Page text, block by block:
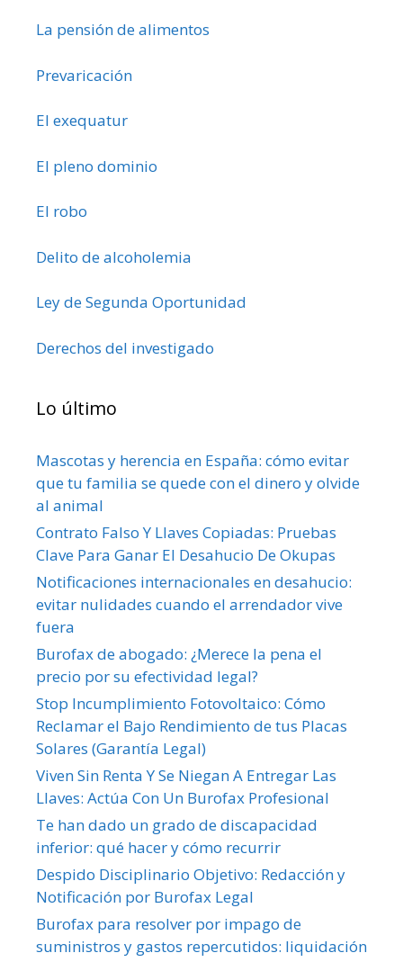
La pensión de alimentos
Prevaricación
El exequatur
El pleno dominio
El robo
Delito de alcoholemia
Ley de Segunda Oportunidad
Derechos del investigado
Lo último
Mascotas y herencia en España: cómo evitar
que tu familia se quede con el dinero y olvide
al animal
Contrato Falso Y Llaves Copiadas: Pruebas
Clave Para Ganar El Desahucio De Okupas
Notificaciones internacionales en desahucio:
evitar nulidades cuando el arrendador vive
fuera
Burofax de abogado: ¿Merece la pena el
precio por su efectividad legal?
Stop Incumplimiento Fotovoltaico: Cómo
Reclamar el Bajo Rendimiento de tus Placas
Solares (Garantía Legal)
Viven Sin Renta Y Se Niegan A Entregar Las
Llaves: Actúa Con Un Burofax Profesional
Te han dado un grado de discapacidad
inferior: qué hacer y cómo recurrir
Despido Disciplinario Objetivo: Redacción y
Notificación por Burofax Legal
Burofax para resolver por impago de
suministros y gastos repercutidos: liquidación